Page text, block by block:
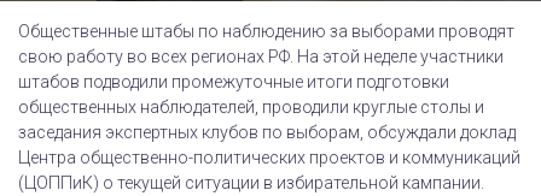
Общественные штабы по наблюдению за выборами проводят
свою работу во всех регионах РФ. На этой неделе участники
штабов подводили промежуточные итоги подготовки
общественных наблюдателей, проводили круглые столы и
заседания экспертных клубов по выборам, обсуждали доклад
Центра общественно-политических проектов и коммуникаций
(ЦОППиК) о текущей ситуации в избирательной кампании.